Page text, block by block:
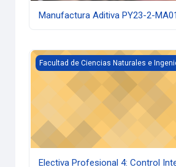
Manufactura Aditiva PY23-2-MA01
Electiva Profesional 4: Control
Facultad de Ciencias Naturales e
Electiva Profesional 4: Control